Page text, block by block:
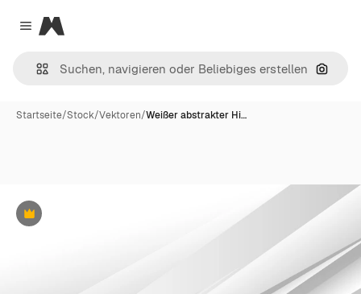
Close menu
Magnific
Nach
Startseite/Stock/Vektoren/Weißer abstrakter Hi…
Premium